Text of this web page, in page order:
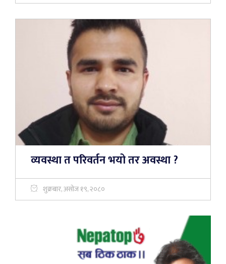
व्यवस्था त परिवर्तन भयो तर अवस्था ?
शुक्रबार, असोज १९, २०८०